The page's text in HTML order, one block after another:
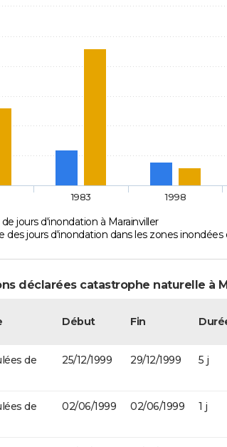
jours d'inondation à Marainviller
des jours d'inondation dans les zones inondées
1983 1998
déclarées catastrophe naturelle à
Début Fin
de
25/12/1999 29/12/1999 5 j
de
02/06/1999 02/06/1999 1 j